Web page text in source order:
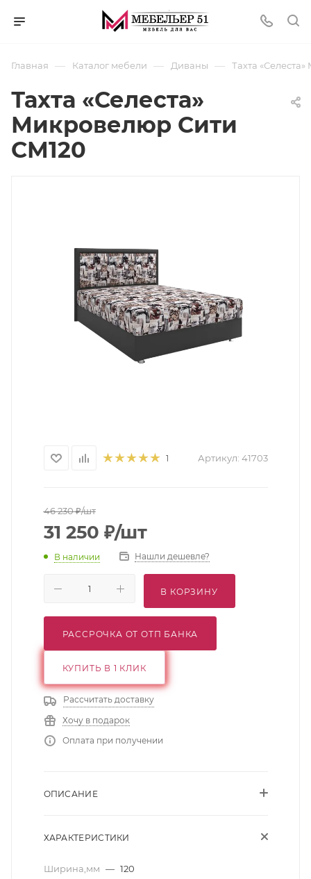
Главная — Каталог мебели — Диваны — Тахта
Тахта «Селеста»
Микровелюр Сити
СМ120
1 Артикул: 41703
46 230₽/шт
31 250 ₽/шт
В наличии Нашли дешевле?
В КОРЗИНУ
РАССРОЧКА ОТ ОТП БАНКА
КУПИТЬ В 1 КЛИК
Рассчитать доставку
Хочу в подарок
Оплата при получении
ОПИСАНИЕ
ХАРАКТЕРИСТИКИ
Ширина,мм — 120